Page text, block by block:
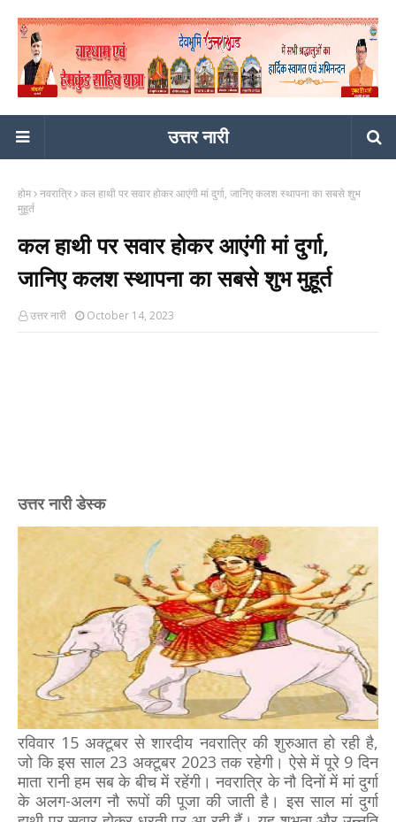
उत्तर नारी
होम नवरात्रि कल हाथी पर सवार होकर आएंगी मां दुर्गा, जानिए कलश स्थापना का सबसे शुभ
मुहूर्त
कल हाथी पर सवार होकर आएंगी मां दुर्गा,
जानिए कलश स्थापना का सबसे शुभ मुहूर्त
उत्तर नारी October 14, 2023
उत्तर नारी डेस्क
रविवार 15 अक्टूबर से शारदीय नवरात्रि की शुरुआत हो रही है,
जो कि इस साल 23 अक्टूबर 2023 तक रहेगी। ऐसे में पूरे 9 दिन
माता रानी हम सब के बीच में रहेंगी। नवरात्रि के नौ दिनों में मां दुर्गा
के अलग-अलग नौ रूपों की पूजा की जाती है। इस साल मां दुर्गा